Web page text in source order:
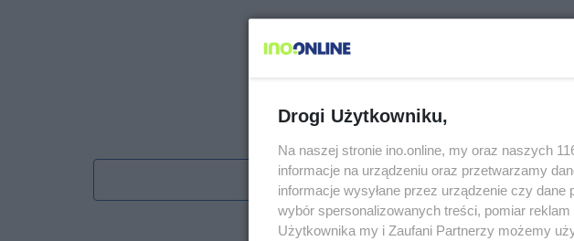
Obserwuj nas w Google News
Drogi Użytkowniku,
Na naszej stronie ino.online, my oraz naszych
informacje na urządzeniu oraz przetwarzamy
informacje wysyłane przez urządzenie czy
wybór spersonalizowanych treści, pomiar
Użytkownika my i Zaufani Partnerzy możemy